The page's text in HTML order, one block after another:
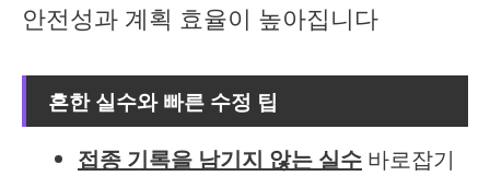
안전성과 계획 효율이 높아집니다
흔한 실수와 빠른 수정 팁
접종 기록을 남기지 않는 실수 바로잡기